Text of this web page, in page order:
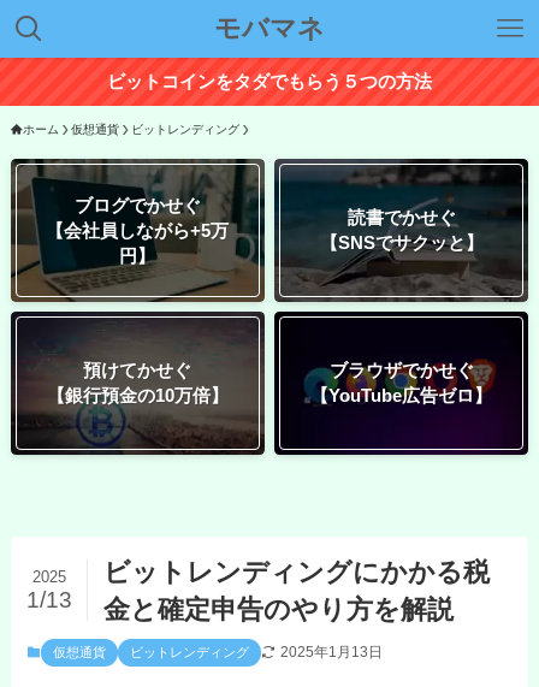
モバマネ
ビットコインをタダでもらう５つの方法
ホーム 仮想通貨 ビットレンディング
ブログでかせぐ
【会社員しながら+5万
円】
読書でかせぐ
【SNSでサクッと】
預けてかせぐ
【銀行預金の10万倍】
ブラウザでかせぐ
【YouTube広告ゼロ】
ビットレンディングにかかる税
金と確定申告のやり方を解説
2025
1/13
仮想通貨 ビットレンディング 2025年1月13日